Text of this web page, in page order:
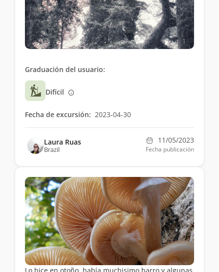
Graduación del usuario:
Difícil
Fecha de excursión: 2023-04-30
Laura Ruas
Brazil
11/05/2023
Fecha publicación